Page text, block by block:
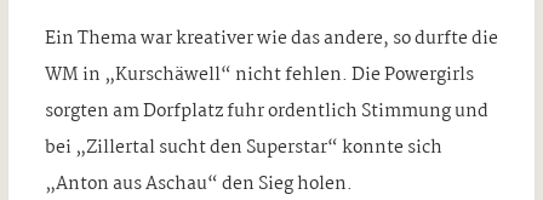
Ein Thema war kreativer wie das andere, so durfte die
WM in „Kurschäwell“ nicht fehlen. Die Powergirls
sorgten am Dorfplatz fuhr ordentlich Stimmung und
bei „Zillertal sucht den Superstar“ konnte sich
„Anton aus Aschau“ den Sieg holen.